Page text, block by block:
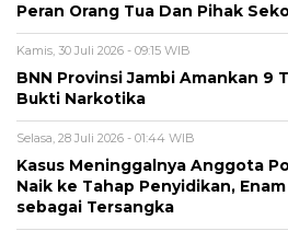
Peran Orang Tua Dan Pihak
Kamis, 30 Juli 2026 - 09:15 WIB
BNN Provinsi Jambi Amankan 9
Bukti Narkotika
Selasa, 28 Juli 2026 - 01:44 WIB
Kasus Meninggalnya Anggota
Naik ke Tahap Penyidikan,
sebagai Tersangka